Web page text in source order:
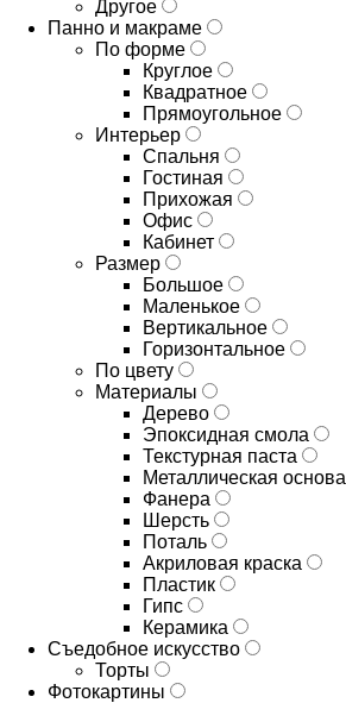
Другое
Панно и макраме
По форме
Круглое
Квадратное
Прямоугольное
Интерьер
Спальня
Гостиная
Прихожая
Офис
Кабинет
Размер
Большое
Маленькое
Вертикальное
Горизонтальное
По цвету
Материалы
Дерево
Эпоксидная смола
Текстурная паста
Металлическая основа
Фанера
Шерсть
Поталь
Акриловая краска
Пластик
Гипс
Керамика
Съедобное искусство
Торты
Фотокартины